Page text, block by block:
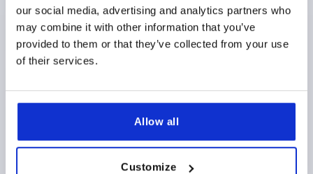
our social media, advertising and analytics partners who
may combine it with other information that you’ve
provided to them or that they’ve collected from your use
of their services.
Allow all
Customize
DETALLES DEL PRODUCTO